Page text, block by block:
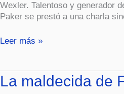
Wexler. Talentoso y generador
Paker se prestó a una charla
Leer más »
La maldecida de
La
maldecida